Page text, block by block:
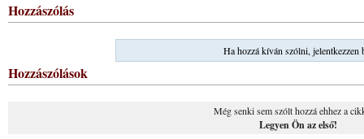
Hozzászólás
Ha hozzá kíván szólni, jelentkezzen
Hozzászólások
Még senki sem szólt hozzá ehhez a
Legyen Ön az első!